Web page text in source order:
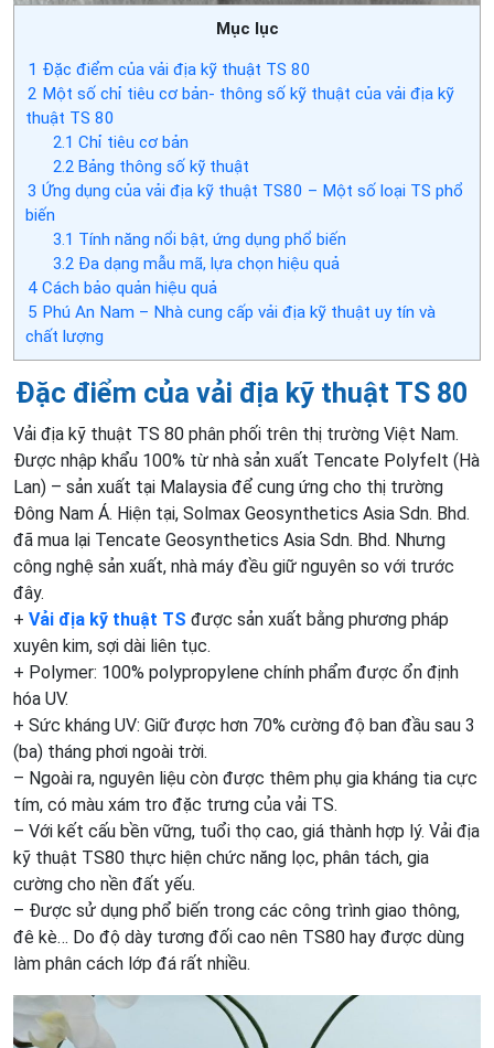
Mục lục
1 Đặc điểm của vải địa kỹ thuật TS 80
2 Một số chỉ tiêu cơ bản- thông số kỹ thuật của vải địa kỹ
thuật TS 80
2.1 Chỉ tiêu cơ bản
2.2Bảng thông số kỹ thuật
3 Ứng dụng của vải địa kỹ thuật TS80 – Một số loại TS phổ
biến
3.1 Tính năng nổi bật, ứng dụng phổ biến
3.2Đa dạng mẫu mã, lựa chọn hiệu quả
4 Cách bảo quản hiệu quả
5 Phú An Nam – Nhà cung cấp vải địa kỹ thuật uy tín và
chất lượng
Đặc điểm của vải địa kỹ thuật TS 80
Vải địa kỹ thuật TS 80 phân phối trên thị trường Việt Nam.
Được nhập khẩu 100% từ nhà sản xuất Tencate Polyfelt (Hà
Lan) – sản xuất tại Malaysia để cung ứng cho thị trường
Đông Nam Á. Hiện tại, Solmax Geosynthetics Asia Sdn. Bhd.
đã mua lại Tencate Geosynthetics Asia Sdn. Bhd. Nhưng
công nghệ sản xuất, nhà máy đều giữ nguyên so với trước
đây​.
+ Vải địa kỹ thuật TS được sản xuất bằng phương pháp
xuyên kim, sợi dài liên tục.
+ Polymer: 100% polypropylene chính phẩm được ổn định
hóa UV.
+ Sức kháng UV: Giữ được hơn 70% cường độ ban đầu sau 3
(ba) tháng phơi ngoài trời.
– Ngoài ra, nguyên liệu còn được thêm phụ gia kháng tia cực
tím, có màu xám tro đặc trưng của vải TS.
– Với kết cấu bền vững, tuổi thọ cao, giá thành hợp lý. Vải địa
kỹ thuật TS80 thực hiện chức năng lọc, phân tách, gia
cường cho nền đất yếu.
– Được sử dụng phổ biến trong các công trình giao thông,
đê kè… Do độ dày tương đối cao nên TS80 hay được dùng
làm phân cách lớp đá rất nhiều.